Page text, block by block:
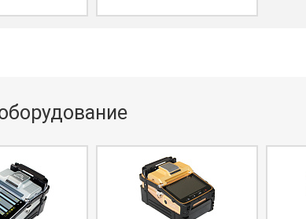
таких как температура